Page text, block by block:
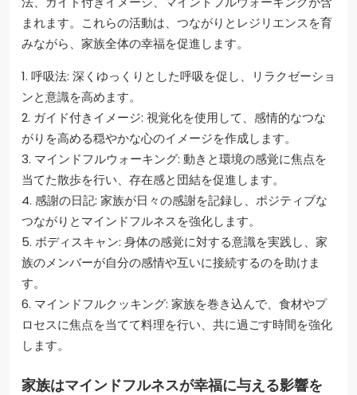
まれます。これらの活動は、つながりとレジリエンスを育
みながら、家族全体の幸福を促進します。
1. 呼吸法: 深くゆっくりとした呼吸を促し、リラクゼーショ
ンと意識を高めます。
2. ガイド付きイメージ: 視覚化を使用して、感情的なつな
がりを高める穏やかな心のイメージを作成します。
3. マインドフルウォーキング: 動きと環境の感覚に焦点を
当てた散歩を行い、存在感と団結を促進します。
4. 感謝の日記: 家族が日々の感謝を記録し、ポジティブな
つながりとマインドフルネスを強化します。
5. ボディスキャン: 身体の感覚に対する意識を実践し、家
族のメンバーが自分の感情や互いに接続するのを助けま
す。
6. マインドフルクッキング: 家族を巻き込んで、食材やプ
ロセスに焦点を当てて料理を行い、共に過ごす時間を強化
します。
家族はマインドフルネスが幸福に与える影響を